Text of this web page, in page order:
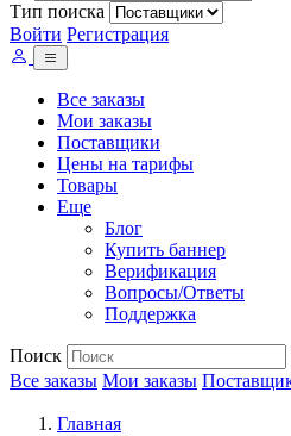
Тип поиска
Войти Регистрация
Все заказы
Мои заказы
Поставщики
Цены на тарифы
Товары
Еще
Блог
Купить баннер
Верификация
Вопросы/Ответы
Поддержка
Поиск
Все заказы Мои заказы
Главная